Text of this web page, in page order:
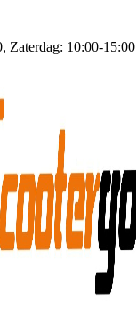
Zaterdag: 10:00-15:00